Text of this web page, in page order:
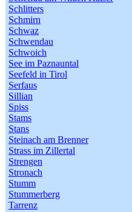
Schlitters
Schmirn
Schwaz
Schwendau
Schwoich
See im Paznauntal
Seefeld in Tirol
Serfaus
Sillian
Spiss
Stams
Stans
Steinach am Brenner
Strass im Zillertal
Strengen
Stronach
Stumm
Stummerberg
Tarrenz